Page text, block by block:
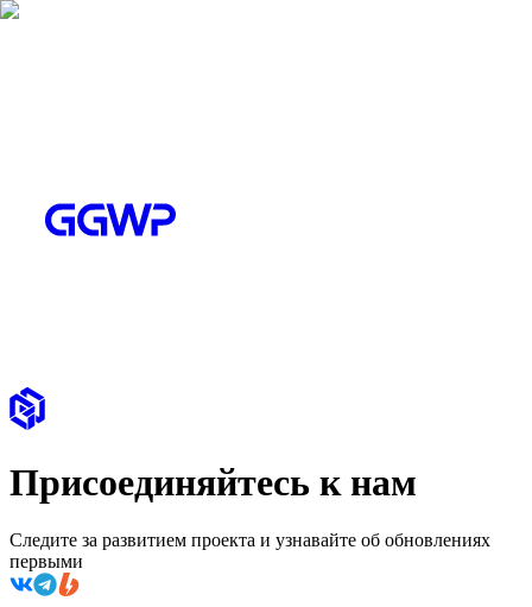
Присоединяйтесь к нам
Следите за развитием проекта и узнавайте об обновлениях
первыми